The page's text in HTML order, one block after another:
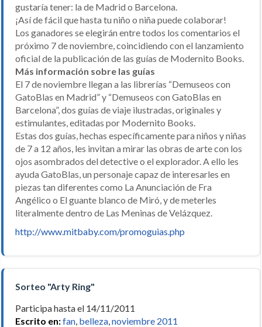
gustaría tener: la de Madrid o Barcelona.
¡Así de fácil que hasta tu niño o niña puede colaborar!
Los ganadores se elegirán entre todos los comentarios el
próximo 7 de noviembre, coincidiendo con el lanzamiento
oficial de la publicación de las guías de Modernito Books.
Más información sobre las guías
El 7 de noviembre llegan a las librerías “Demuseos con
GatoBlas en Madrid” y “Demuseos con GatoBlas en
Barcelona”, dos guías de viaje ilustradas, originales y
estimulantes, editadas por Modernito Books.
Estas dos guías, hechas específicamente para niños y niñas
de 7 a 12 años, les invitan a mirar las obras de arte con los
ojos asombrados del detective o el explorador. A ello les
ayuda GatoBlas, un personaje capaz de interesarles en
piezas tan diferentes como La Anunciación de Fra
Angélico o El guante blanco de Miró, y de meterles
literalmente dentro de Las Meninas de Velázquez.
http://www.mitbaby.com/promoguias.php
Sorteo "Arty Ring"
Participa hasta el 14/11/2011
Escrito en:fan, belleza,noviembre 2011